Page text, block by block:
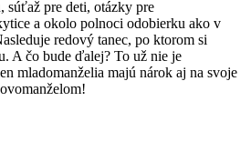
súťaž pre deti, otázky pre
a okolo polnoci odobierku ako v
redový tanec, po ktorom si
A čo bude ďalej? To už nie je
mladomanželia majú nárok aj na svoje